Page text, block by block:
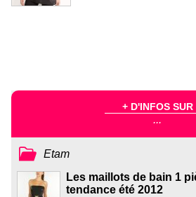
+ D'INFOS SUR
...
Etam
Les maillots de bain 1
tendance été 2012